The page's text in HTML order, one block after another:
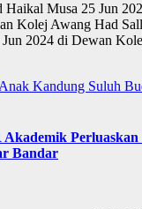
Haikal Musa 25 Jun
Kolej Awang Had
Jun 2024 di Dewan
Kandung Suluh
Bandar